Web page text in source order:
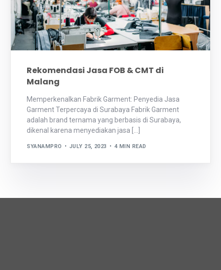
Rekomendasi Jasa FOB & CMT di
Malang
Memperkenalkan Fabrik Garment: Penyedia Jasa
Garment Terpercaya di Surabaya Fabrik Garment
adalah brand ternama yang berbasis di Surabaya,
dikenal karena menyediakan jasa […]
SYANAMPRO JULY 25, 2023 4 MIN READ